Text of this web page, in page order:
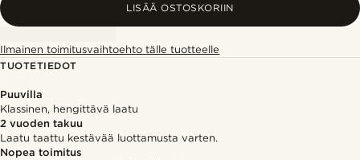
LISÄÄ OSTOSKORIIN
Ilmainen toimitusvaihtoehto tälle tuotteelle
TUOTETIEDOT
Puuvilla
Klassinen, hengittävä laatu
2 vuoden takuu
Laatu taattu kestävää luottamusta varten.
Nopea toimitus